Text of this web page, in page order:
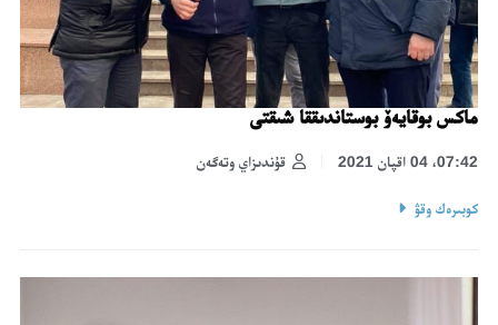
ماكس بوقايەۆ بوستاندىققا شىقتى
قۇندىزاي وتەگەن 07:42، 04 اقپان 2021
كوبىرەك وقۋ